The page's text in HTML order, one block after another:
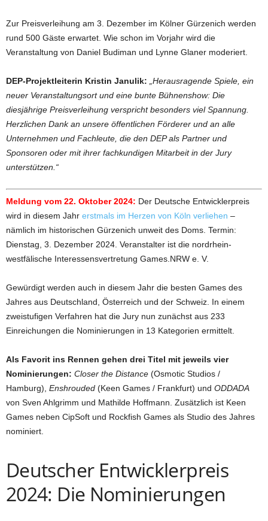
Zur Preisverleihung am 3. Dezember im Kölner Gürzenich werden
rund 500 Gäste erwartet. Wie schon im Vorjahr wird die
Veranstaltung von Daniel Budiman und Lynne Glaner moderiert.
DEP-Projektleiterin Kristin Janulik:
„Herausragende Spiele, ein
neuer Veranstaltungsort und eine bunte Bühnenshow: Die
diesjährige Preisverleihung verspricht besonders viel Spannung.
Herzlichen Dank an unsere öffentlichen Förderer und an alle
Unternehmen und Fachleute, die den DEP als Partner und
Sponsoren oder mit ihrer fachkundigen Mitarbeit in der Jury
unterstützen.“
Meldung vom 22. Oktober 2024: Der Deutsche Entwicklerpreis
wird in diesem Jahr erstmals im Herzen von Köln verliehen –
nämlich im historischen Gürzenich unweit des Doms. Termin:
Dienstag, 3. Dezember 2024. Veranstalter ist die nordrhein-
westfälische Interessensvertretung Games.NRW e. V.
Gewürdigt werden auch in diesem Jahr die besten Games des
Jahres aus Deutschland, Österreich und der Schweiz. In einem
zweistufigen Verfahren hat die Jury nun zunächst aus 233
Einreichungen die Nominierungen in 13 Kategorien ermittelt.
Als Favorit ins Rennen gehen drei Titel mit jeweils vier
Nominierungen: Closer the Distance (Osmotic Studios /
Hamburg), Enshrouded (Keen Games / Frankfurt) und ODDADA
von Sven Ahlgrimm und Mathilde Hoffmann. Zusätzlich ist Keen
Games neben CipSoft und Rockfish Games als Studio des Jahres
nominiert.
Deutscher Entwicklerpreis
2024: Die Nominierungen